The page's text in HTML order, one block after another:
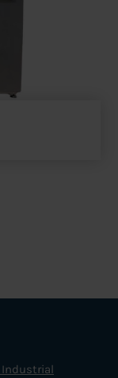
Industrial